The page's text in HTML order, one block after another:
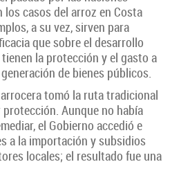
casos del arroz en Costa
a su vez, sirven para
que sobre el desarrollo
la protección y el gasto a
de bienes públicos.
tomó la ruta tradicional
Aunque no había
el Gobierno accedió e
a la importación y subsidios
locales; el resultado fue una